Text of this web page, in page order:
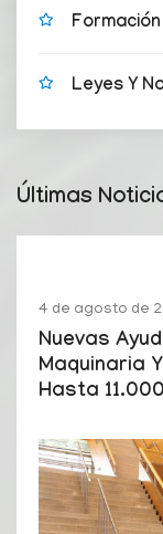
Formación
Leyes Y
Últimas
4 de agosto de
Nuevas
Maquinaria
Hasta